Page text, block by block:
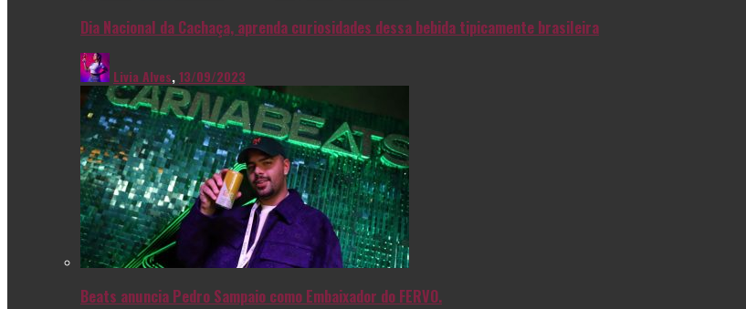
Dia Nacional da Cachaça, aprenda curiosidades dessa bebida tipicamente brasileira
Livia Alves,13/09/2023
Beats anuncia Pedro Sampaio como Embaixador do FERVO.